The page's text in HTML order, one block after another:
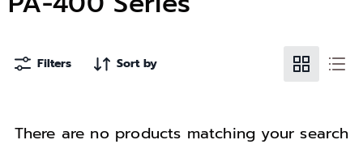
Filters Sort by
There are no products matching your search